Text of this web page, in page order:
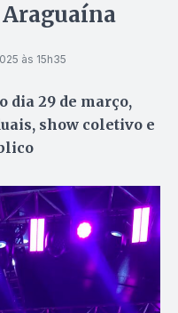
às 15h35
dia 29 de março,
show coletivo e